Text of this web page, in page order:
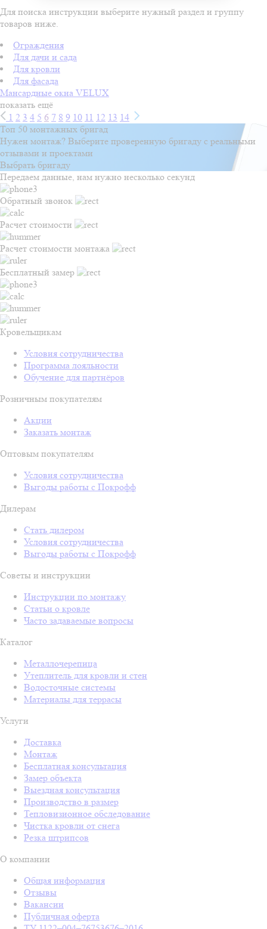
Для поиска инструкции выберите нужный раздел и группу
товаров ниже.
Ограждения
Для дачи и сада
Для кровли
Для фасада
Мансардные окна VELUX
показать ещё
1 2 3 4 5 6 7 8 9 10 11 12 13 14
Топ 50 монтажных бригад
Нужен монтаж? Выберите проверенную бригаду с реальными
отзывами и проектами
Выбрать бригаду
Передаем данные, нам нужно несколько секунд
Обратный звонок
Расчет стоимости
Расчет стоимости монтажа
Бесплатный замер
Кровельщикам
Условия сотрудничества
Программа лояльности
Обучение для партнёров
Розничным покупателям
Акции
Заказать монтаж
Оптовым покупателям
Условия сотрудничества
Выгоды работы с Покрофф
Дилерам
Стать дилером
Условия сотрудничества
Выгоды работы с Покрофф
Советы и инструкции
Инструкции по монтажу
Статьи о кровле
Часто задаваемые вопросы
Каталог
Металлочерепица
Утеплитель для кровли и стен
Водосточные системы
Материалы для террасы
Услуги
Доставка
Монтаж
Бесплатная консультация
Замер объекта
Выездная консультация
Производство в размер
Тепловизионное обследование
Чистка кровли от снега
Резка штрипсов
О компании
Общая информация
Отзывы
Вакансии
Публичная оферта